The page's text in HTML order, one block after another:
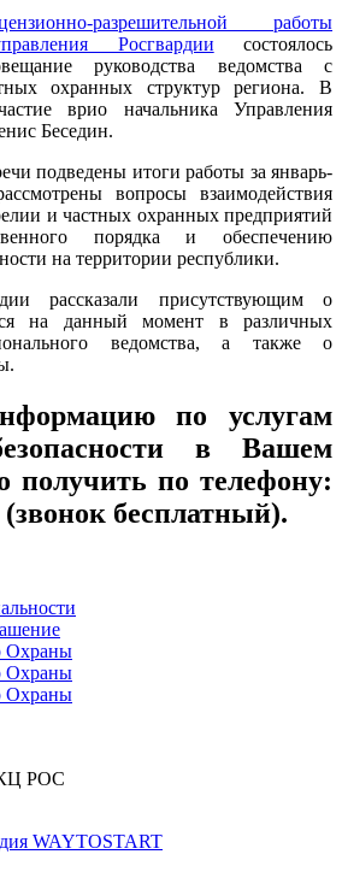
разрешительной работы
Росгвардии состоялось
руководства ведомства с
охранных структур региона. В
врио начальника Управления
Беседин.
подведены итоги работы за январь-
вопросы взаимодействия
и частных охранных предприятий
порядка и обеспечению
на территории республики.
рассказали присутствующим о
на данный момент в различных
ведомства, а также о
по услугам
в Вашем
получить по телефону:
(звонок бесплатный).
РОС
WAYTOSTART